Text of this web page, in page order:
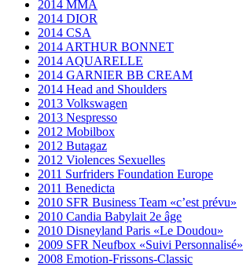
2014 MMA
2014 DIOR
2014 CSA
2014 ARTHUR BONNET
2014 AQUARELLE
2014 GARNIER BB CREAM
2014 Head and Shoulders
2013 Volkswagen
2013 Nespresso
2012 Mobilbox
2012 Butagaz
2012 Violences Sexuelles
2011 Surfriders Foundation Europe
2011 Benedicta
2010 SFR Business Team «c’est prévu»
2010 Candia Babylait 2e âge
2010 Disneyland Paris «Le Doudou»
2009 SFR Neufbox «Suivi Personnalisé»
2008 Emotion-Frissons-Classic